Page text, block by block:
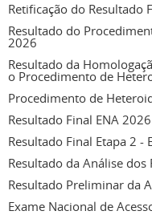
Retificação do Resultado
Resultado do
2026
Resultado da
o Procedimento de
Procedimento de
Resultado Final ENA 2026
Resultado Final Etapa 2 -
Resultado da Análise dos
Resultado Preliminar da
Exame Nacional de